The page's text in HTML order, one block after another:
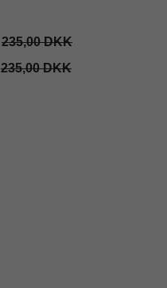
235,00 DKK
235,00 DKK